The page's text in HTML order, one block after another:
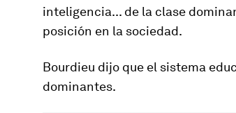
inteligencia... de la clase
posición en la sociedad.
Bourdieu dijo que el sistema
dominantes.